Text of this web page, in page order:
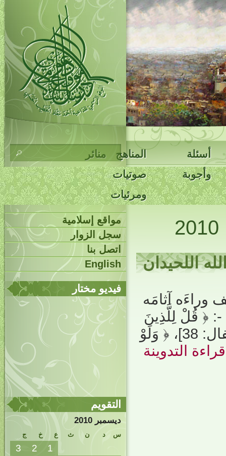
أسئلة
وأجوبة
المناهج
منائر
صوتيات
ومرئيات
اللحيدان
وراءَه آثامَه
: ﴿ قُلْ لِلَّذِينَ
كَفَرُوا إِنْ يَنْتَهُوا يُغْفَرْ لَهُمْ مَا قَدْ سَلَفَ ﴾ [الأنفال: 38]، ﴿ وَلَوْ
التدوينة
مواقع إسلامية
سجل الزوار
اتصل بنا
English
فيديو مختار
التقويم
ديسمبر 2010
س د ن ث ع خ ج
1
2
3